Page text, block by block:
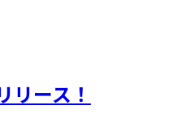
ース！